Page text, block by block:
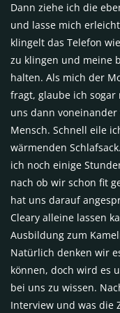
Dann ziehe ich die
und lasse mich
klingelt das Telefon
zu klingen und meine
halten. Als mich der
fragt, glaube ich
uns dann
Mensch. Schnell eile
wärmenden
ich noch einige
nach ob wir schon fit
hat uns darauf
Cleary alleine lassen
Ausbildung zum
Natürlich denken wir
können, doch wird es
bei uns zu wissen.
Interview und was die